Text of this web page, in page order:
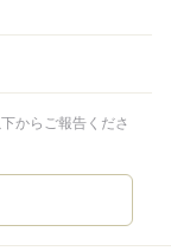
からご報告くださ